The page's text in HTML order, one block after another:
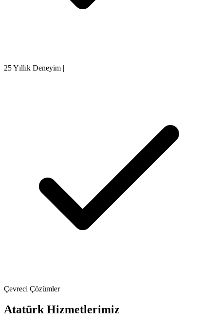
25 Yıllık Deneyim |
Çevreci Çözümler
Atatürk Hizmetlerimiz